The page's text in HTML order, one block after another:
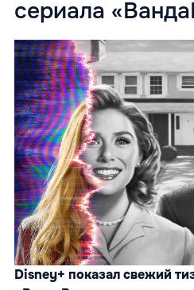
сериала
Disney+ показал свежий